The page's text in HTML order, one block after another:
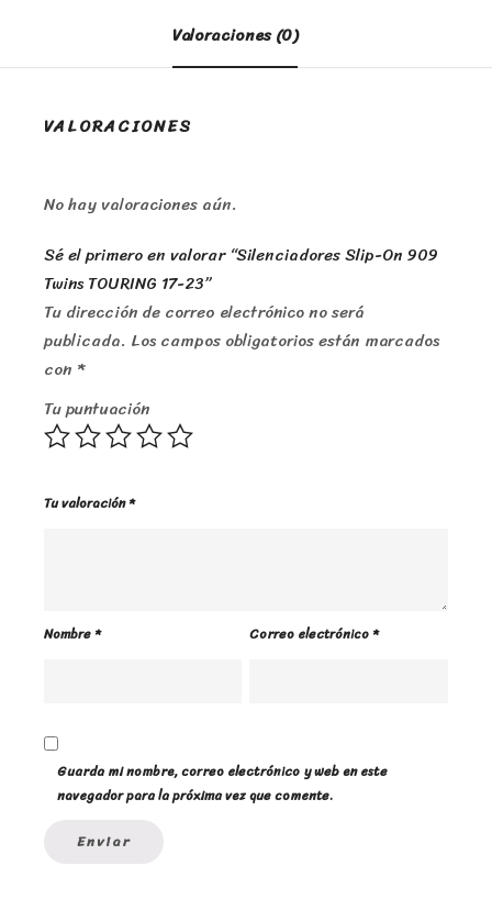
Valoraciones (0)
VALORACIONES
No hay valoraciones aún.
Sé el primero en valorar “Silenciadores Slip-On 909
Twins TOURING 17-23”
Tu dirección de correo electrónico no será
publicada. Los campos obligatorios están marcados
con *
Tu puntuación
Tu valoración*
Nombre* Correo electrónico*
Guarda mi nombre, correo electrónico y web en este
navegador para la próxima vez que comente.